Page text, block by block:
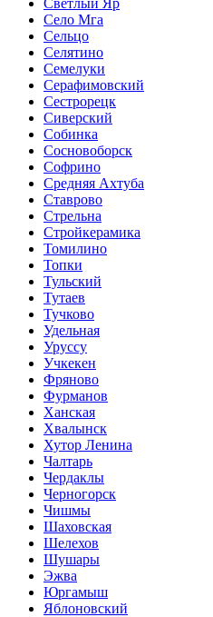
Село Мга
Сельцо
Селятино
Семелуки
Серафимовский
Сестрорецк
Сиверский
Собинка
Сосновоборск
Софрино
Средняя Ахтуба
Ставрово
Стрельна
Стройкерамика
Томилино
Топки
Тульский
Тутаев
Тучково
Удельная
Уруссу
Учкекен
Фряново
Фурманов
Ханская
Хвалынск
Хутор Ленина
Чалтарь
Чердаклы
Черногорск
Чишмы
Шаховская
Шелехов
Шушары
Эжва
Юргамыш
Яблоновский